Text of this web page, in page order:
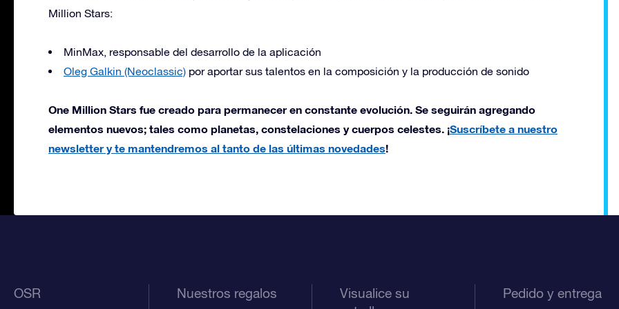
Million Stars:
MinMax, responsable del desarrollo de la aplicación
Oleg Galkin (Neoclassic) por aportar sus talentos en la composición y la producción de sonido
One Million Stars fue creado para permanecer en constante evolución. Se seguirán agregando
elementos nuevos; tales como planetas, constelaciones y cuerpos celestes. ¡Suscríbete a nuestro
newsletter y te mantendremos al tanto de las últimas novedades!
OSR Nuestros regalos
Visualice su
Pedido y entrega